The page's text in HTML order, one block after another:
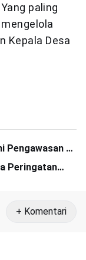
paling
Kepala Desa
Pengawasan di
Peringatan
+ Komentari